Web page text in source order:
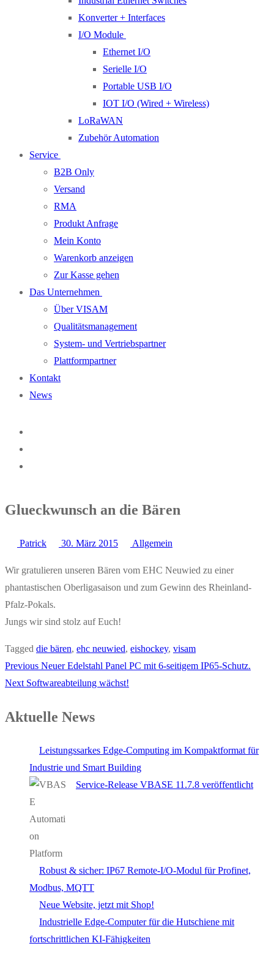
Konverter + Interfaces
I/O Module
Ethernet I/O
Serielle I/O
Portable USB I/O
IOT I/O (Wired + Wireless)
LoRaWAN
Zubehör Automation
Service
B2B Only
Versand
RMA
Produkt Anfrage
Mein Konto
Warenkorb anzeigen
Zur Kasse gehen
Das Unternehmen
Über VISAM
Qualitätsmanagement
System- und Vertriebspartner
Plattformpartner
Kontakt
News
Glueckwunsch an die Bären
Patrick 30. März 2015 Allgemein
Wir gratulieren unseren Bären vom EHC Neuwied zu einer
phantastischen Oberligasaison und zum Gewinn des Rheinland-
Pfalz-Pokals.
Jungs wir sind stolz auf Euch!
Tagged die bären, ehc neuwied, eishockey, visam
Previous Neuer Edelstahl Panel PC mit 6-seitigem IP65-Schutz.
Next Softwareabteilung wächst!
Aktuelle News
Leistungssarkes Edge-Computing im Kompaktformat für
Industrie und Smart Building
Service-Release VBASE 11.7.8 veröffentlicht
Robust & sicher: IP67 Remote-I/O-Modul für Profinet,
Modbus, MQTT
Neue Website, jetzt mit Shop!
Industrielle Edge-Computer für die Hutschiene mit
fortschrittlichen KI-Fähigkeiten